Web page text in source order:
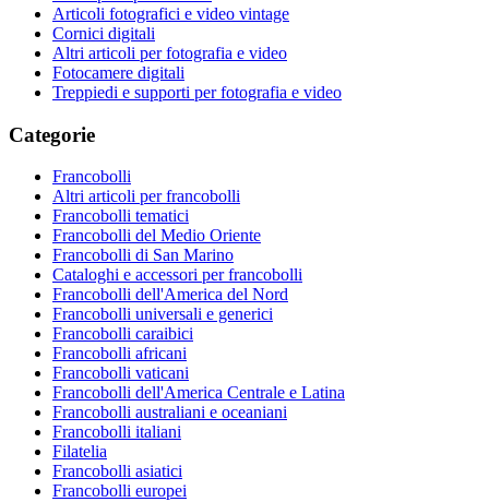
Articoli fotografici e video vintage
Cornici digitali
Altri articoli per fotografia e video
Fotocamere digitali
Treppiedi e supporti per fotografia e video
Categorie
Francobolli
Altri articoli per francobolli
Francobolli tematici
Francobolli del Medio Oriente
Francobolli di San Marino
Cataloghi e accessori per francobolli
Francobolli dell'America del Nord
Francobolli universali e generici
Francobolli caraibici
Francobolli africani
Francobolli vaticani
Francobolli dell'America Centrale e Latina
Francobolli australiani e oceaniani
Francobolli italiani
Filatelia
Francobolli asiatici
Francobolli europei